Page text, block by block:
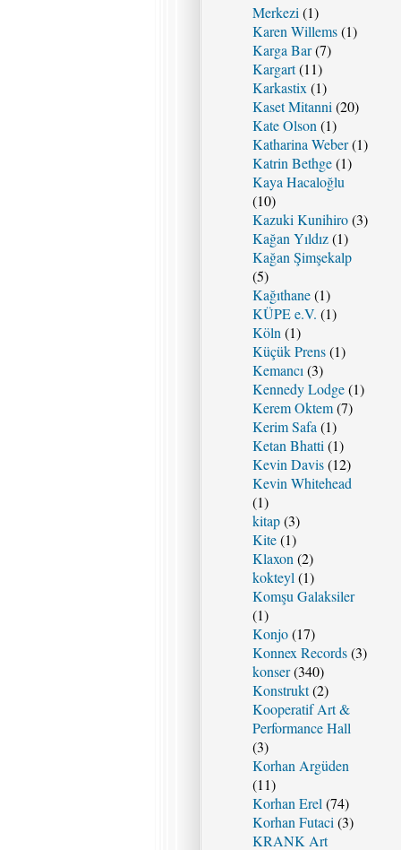
Merkezi (1)
Karen Willems(1)
Karga Bar(7)
Kargart(11)
Karkastix (1)
Kaset Mitanni (20)
Kate Olson (1)
Katharina Weber(1)
Katrin Bethge(1)
Kaya Hacaloğlu
(10)
Kazuki Kunihiro(3)
Kağan Yıldız(1)
Kağan Şimşekalp
(5)
Kağıthane(1)
KÜPE e.V. (1)
Köln (1)
Küçük Prens(1)
Kemancı (3)
Kennedy Lodge(1)
Kerem Oktem(7)
Kerim Safa (1)
Ketan Bhatti (1)
Kevin Davis(12)
Kevin Whitehead
(1)
kitap(3)
Kite(1)
Klaxon (2)
kokteyl (1)
Komşu Galaksiler
(1)
Konjo(17)
Konnex Records(3)
konser(340)
Konstrukt(2)
Kooperatif Art &
Performance Hall
(3)
Korhan Argüden
(11)
Korhan Erel (74)
Korhan Futaci (3)
KRANK Art